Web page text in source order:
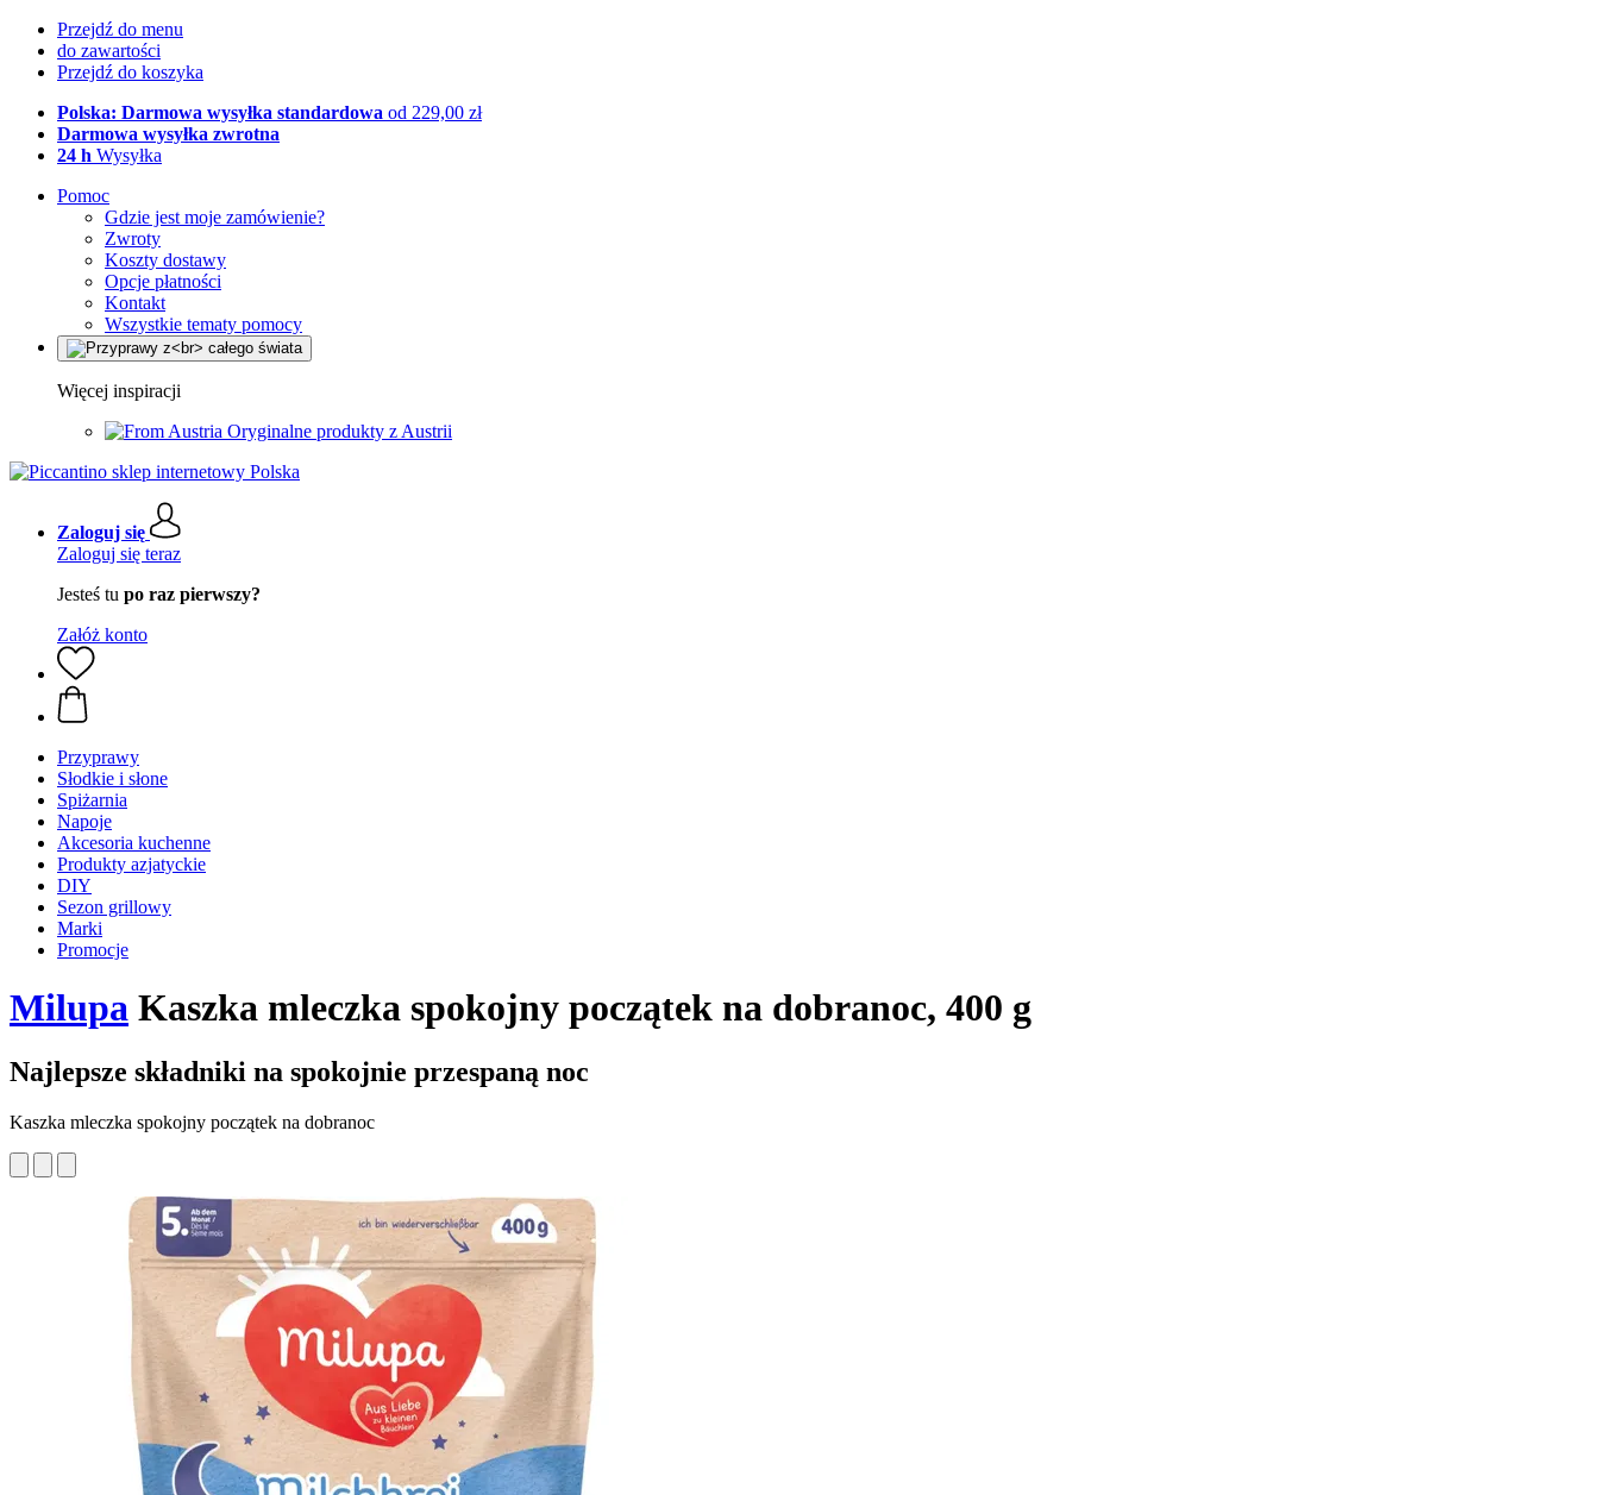
Przejdź do menu
do zawartości
Przejdź do koszyka
Polska: Darmowa wysyłka standardowa od 229,00 zł
Darmowa wysyłka zwrotna
24 h Wysyłka
Pomoc
Gdzie jest moje zamówienie?
Zwroty
Koszty dostawy
Opcje płatności
Kontakt
Wszystkie tematy pomocy
Więcej inspiracji
Oryginalne produkty z Austrii
Zaloguj się
Zaloguj się teraz
Jesteś tu po raz pierwszy?
Załóż konto
Przyprawy
Słodkie i słone
Spiżarnia
Napoje
Akcesoria kuchenne
Produkty azjatyckie
DIY
Sezon grillowy
Marki
Promocje
Milupa Kaszka mleczka spokojny początek na dobranoc, 400 g
Najlepsze składniki na spokojnie przespaną noc
Kaszka mleczka spokojny początek na dobranoc